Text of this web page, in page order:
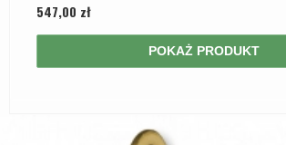
547,00 zł
POKAŻ PRODUKT